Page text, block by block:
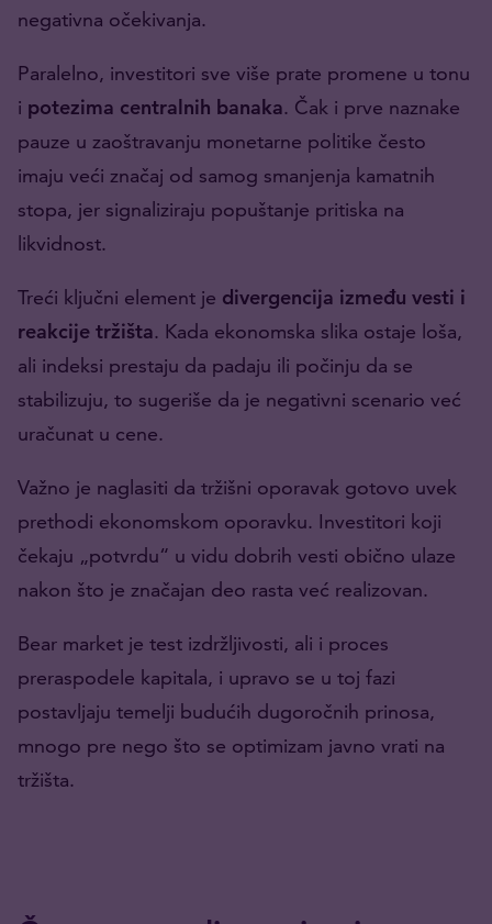
negativna očekivanja.
Paralelno, investitori sve više prate promene u tonu
i potezima centralnih banaka. Čak i prve naznake
pauze u zaoštravanju monetarne politike često
imaju veći značaj od samog smanjenja kamatnih
stopa, jer signaliziraju popuštanje pritiska na
likvidnost.
Treći ključni element je divergencija između vesti i
reakcije tržišta. Kada ekonomska slika ostaje loša,
ali indeksi prestaju da padaju ili počinju da se
stabilizuju, to sugeriše da je negativni scenario već
uračunat u cene.
Važno je naglasiti da tržišni oporavak gotovo uvek
prethodi ekonomskom oporavku. Investitori koji
čekaju „potvrdu“ u vidu dobrih vesti obično ulaze
nakon što je značajan deo rasta već realizovan.
Bear market je test izdržljivosti, ali i proces
preraspodele kapitala, i upravo se u toj fazi
postavljaju temelji budućih dugoročnih prinosa,
mnogo pre nego što se optimizam javno vrati na
tržišta.